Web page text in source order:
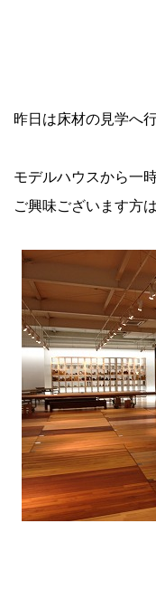
昨日は床材の見学へ
モデルハウスから一
ご興味ございます方